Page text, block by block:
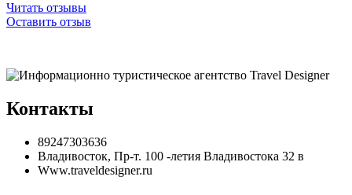
Читать отзывы
Оставить отзыв
Контакты
89247303636
Владивосток, Пр-т. 100 -летия Владивостока 32 в
Www.traveldesigner.ru